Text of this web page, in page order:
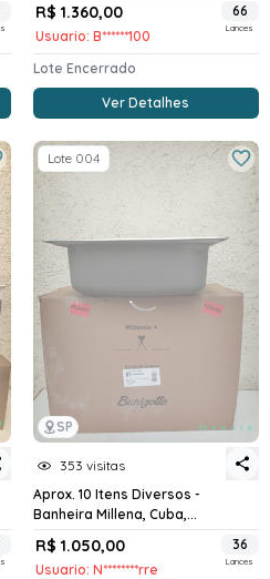
R$ 1.360,00
Usuario: B******100
66
Lances
Lote Encerrado
Ver Detalhes
SP
Lote 004
353 visitas
Aprox. 10 Itens Diversos -
Banheira Millena, Cuba,...
R$ 1.050,00
Usuario: N********rre
36
Lances